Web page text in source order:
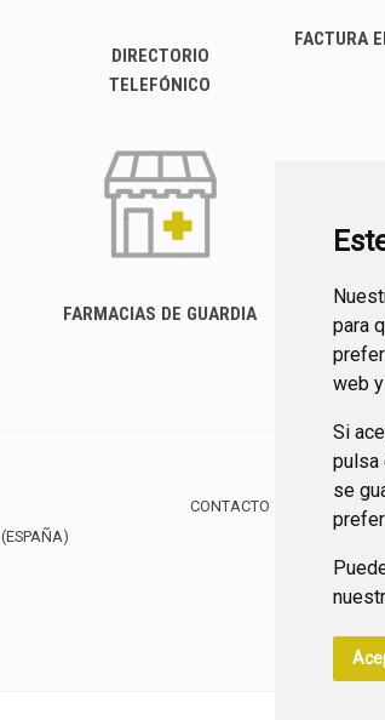
para
web
Si
pulsa
se
DIRECTORIO
TELEFÓNICO
FACTURA
FARMACIAS DE GUARDIA
(ESPAÑA)
CONTACTO